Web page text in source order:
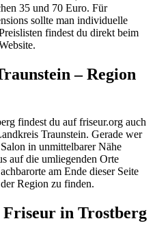
35 und 70 Euro. Für
sollte man individuelle
findest du direkt beim
– Region
findest du auf friseur.org auch
Traunstein. Gerade wer
in unmittelbarer Nähe
auf die umliegenden Orte
am Ende dieser Seite
Region zu finden.
in Trostberg